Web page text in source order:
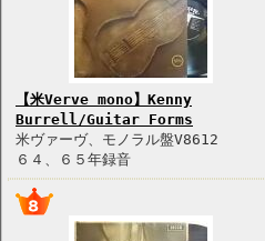
【米Verve mono】Kenny
Burrell/Guitar Forms
米ヴァーヴ、モノラル盤V8612
６４、６５年録音